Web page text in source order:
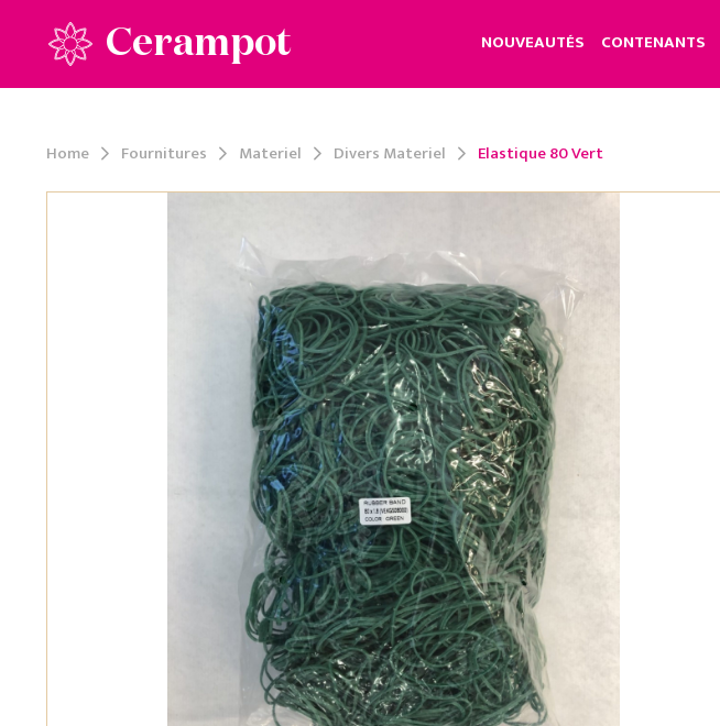
Cerampot NOUVEAUTÉS CONTENANTS
Home Fournitures Materiel Divers Materiel Elastique 80 Vert